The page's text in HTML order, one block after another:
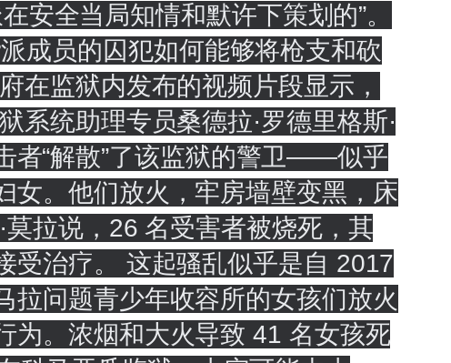
安全当局知情和默许下策划的”。
成员的囚犯如何能够将枪支和砍
在监狱内发布的视频片段显示，
系统助理专员桑德拉·罗德里格斯·
者“解散”了该监狱的警卫——似乎
女。他们放火，牢房墙壁变黑，床
拉说，26 名受害者被烧死，其
受治疗。 这起骚乱似乎是自 2017
拉问题青少年收容所的女孩们放火
为。浓烟和大火导致 41 名女孩死